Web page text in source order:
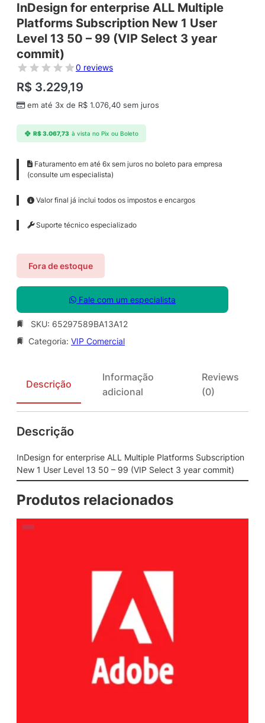
InDesign for enterprise ALL Multiple
Platforms Subscription New 1 User
Level 13 50 – 99 (VIP Select 3 year
commit)
0 reviews
R$ 3.229,19
em até 3x de R$ 1.076,40 sem juros
R$3.067,73 à vista no Pix ou Boleto
Faturamento em até 6x sem juros no boleto para empresa
(consulte um especialista)
Valor final já inclui todos os impostos e encargos
Suporte técnico especializado
Fora de estoque
Fale com um especialista
SKU: 65297589BA13A12
Categoria: VIP Comercial
Descrição
Informação
adicional
Reviews
(0)
Descrição
InDesign for enterprise ALL Multiple Platforms Subscription
New 1 User Level 13 50 – 99 (VIP Select 3 year commit)
Produtos relacionados